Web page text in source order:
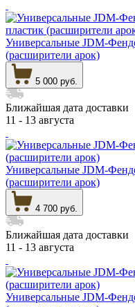
Универсальные JDM-
(расширители арок)
5 000 руб.
Ближайшая дата доставки
11 - 13 августа
Универсальные JDM-
(расширители арок)
4 700 руб.
Ближайшая дата доставки
11 - 13 августа
Универсальные JDM-